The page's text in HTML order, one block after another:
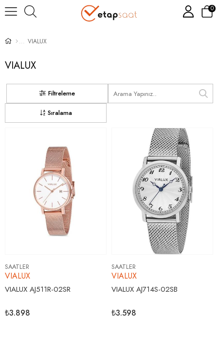
0
VIALUX
VIALUX
Filtreleme
Sıralama
SAATLER
VIALUX
VIALUX AJ511R-02SR
₺3.898
SAATLER
VIALUX
VIALUX AJ714S-02SB
₺3.598